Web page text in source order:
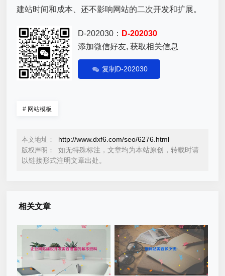
建站时间和成本、还不影响网站的二次开发和扩展。
D-202030： D-202030
添加微信好友, 获取相关信息
复制D-202030
# 网站模板
本文地址： http://www.dxf6.com/seo/6276.html
版权声明：
如无特殊标注，文章均为本站原创，转载时请
以链接形式注明文章出处。
相关文章